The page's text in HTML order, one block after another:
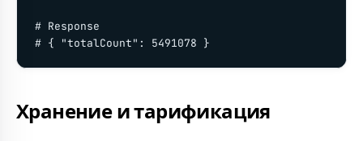
# Response
# { "totalCount": 5491078 }
Хранение и тарификация